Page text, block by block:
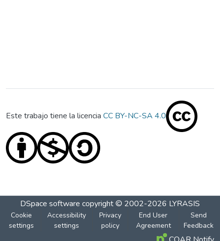
Este trabajo tiene la licencia CC BY-NC-SA 4.0
DSpace software copyright © 2002-2026 LYRASIS
Cookie
settings
Accessibility
settings
Privacy
policy
End User
Agreement
Send
Feedback